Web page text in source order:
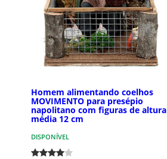
Homem alimentando coelhos
MOVIMENTO para presépio
napolitano com figuras de altura
média 12 cm
DISPONÍVEL